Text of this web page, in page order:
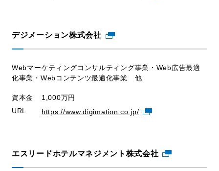
デジメーション株式会社
Webマーケティングコンサルティング事業・Web広告最適
化事業・Webコンテンツ最適化事業 他
資本金
1,000万円
URL
https://www.digimation.co.jp/
エスリードホテルマネジメント株式会社